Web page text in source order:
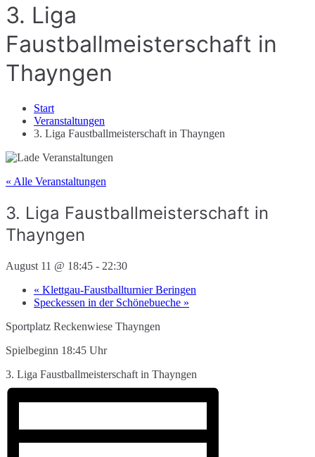
3. Liga
Faustballmeisterschaft in
Thayngen
Start
Veranstaltungen
3. Liga Faustballmeisterschaft in Thayngen
« Alle Veranstaltungen
3. Liga Faustballmeisterschaft in
Thayngen
August 11 @ 18:45 - 22:30
« Klettgau-Faustballturnier Beringen
Speckessen in der Schönebueche »
Sportplatz Reckenwiese Thayngen
Spielbeginn 18:45 Uhr
3. Liga Faustballmeisterschaft in Thayngen